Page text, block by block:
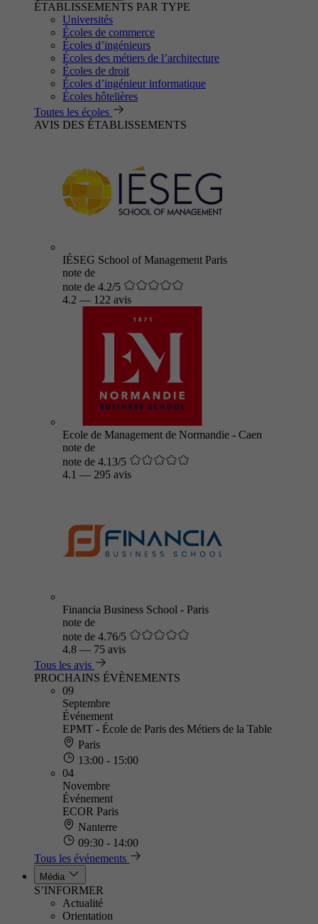
ÉTABLISSEMENTS PAR TYPE
Universités
Écoles de commerce
Écoles d’ingénieurs
Écoles des métiers de l’architecture
Écoles de droit
Écoles d’ingénieur informatique
Écoles hôtelières
Toutes les écoles
AVIS DES ÉTABLISSEMENTS
IÉSEG School of Management Paris
note de
note de 4.2/5
4.2 — 122 avis
Ecole de Management de Normandie - Caen
note de
note de 4.13/5
4.1 — 295 avis
Financia Business School - Paris
note de
note de 4.76/5
4.8 — 75 avis
Tous les avis
PROCHAINS ÉVÈNEMENTS
09
Septembre
Événement
EPMT - École de Paris des Métiers de la Table
Paris
13:00 - 15:00
04
Novembre
Événement
ECOR Paris
Nanterre
09:30 - 14:00
Tous les événements
Média
S’INFORMER
Actualité
Orientation